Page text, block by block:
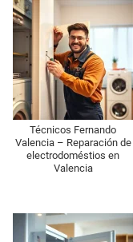
Técnicos Fernando
Valencia – Reparación de
electrodoméstios en
Valencia